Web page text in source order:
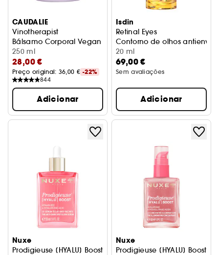
CAUDALIE
Vinotherapist
Bálsamo Corporal Vegan
250 ml
28,00 €
Preço original: 36,00 € -22%
844
Adicionar
Isdin
Retinal Eyes
Contorno de olhos
20 ml
69,00 €
Sem avaliações
Adicionar
Nuxe
Prodigieuse [HYALU] Boost
Nuxe
Prodigieuse [HYALU] Boost